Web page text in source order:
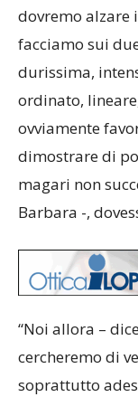
dovremo alzare
facciamo sui
durissima,
ordinato,
ovviamente
dimostrare di
magari non
Barbara -,
cercheremo di